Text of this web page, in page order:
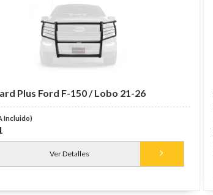
Plus Ford F-150 / Lobo 21-26
Ver Detalles